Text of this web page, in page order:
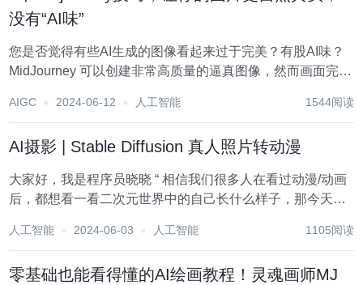
没有“AI味”
您是否觉得有些AI生成的图像看起来过于完美？有股AI味？
MidJourney 可以创建非常高质量的逼真图像，然而画面完美
比如这个，有点夸张： 大多数人一眼就能看出，这种完美是
AIGC 2024-06-12 人工智能 1544阅读
AI摄影 | Stable Diffusion 真人照片转动漫
大家好，我是程序员晓晓 “ 相信我们很多人在看过动漫/动画
后，都想看一看二次元世界中的自己长什么样子，那今天就
帮我们将真实照片转成一个绝美二次元美男子……” 客户原图
人工智能 2024-06-03 人工智能 1105阅读
零基础也能看得懂的AI绘画教程！灵魂画师MJ